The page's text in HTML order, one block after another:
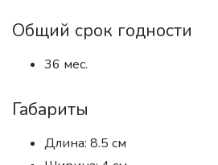
Общий срок годности
36 мес.
Габариты
Длина: 8.5 см